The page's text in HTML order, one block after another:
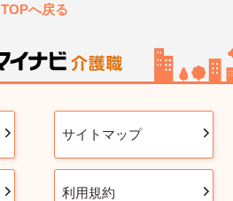
TOPへ戻る
サイトマップ
利用規約